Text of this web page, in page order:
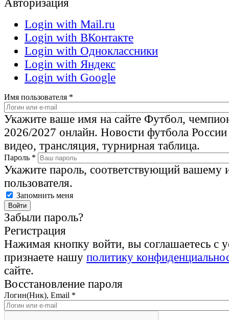
Авторизация
Login with Mail.ru
Login with ВКонтакте
Login with Одноклассники
Login with Яндекс
Login with Google
Имя пользователя *
Укажите ваше имя на сайте Футбол,
2026/2027 онлайн. Новости футбола
видео, трансляция, турнирная таблица.
Пароль *
Укажите пароль, соответствующий вашему
пользователя.
Запомнить меня
Забыли пароль?
Регистрация
Нажимая кнопку войти, вы соглашаетесь с
признаете нашу политику
сайте.
Восстановление пароля
Логин(Ник), Email *